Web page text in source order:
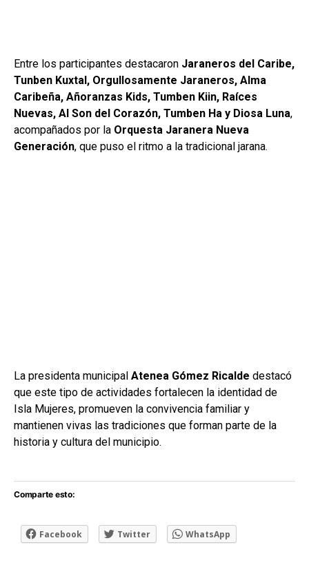
Entre los participantes destacaron Jaraneros del Caribe,
Tunben Kuxtal, Orgullosamente Jaraneros, Alma
Caribeña, Añoranzas Kids, Tumben Kiin, Raíces
Nuevas, Al Son del Corazón, Tumben Ha y Diosa Luna,
acompañados por la Orquesta Jaranera Nueva
Generación, que puso el ritmo a la tradicional jarana.
La presidenta municipal Atenea Gómez Ricalde destacó
que este tipo de actividades fortalecen la identidad de
Isla Mujeres, promueven la convivencia familiar y
mantienen vivas las tradiciones que forman parte de la
historia y cultura del municipio.
Comparte esto:
Facebook Twitter WhatsApp